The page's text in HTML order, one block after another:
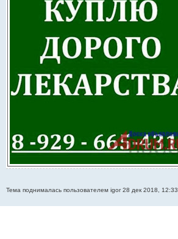
Тема поднималась пользователем igor 28 дек 2018, 12:33.